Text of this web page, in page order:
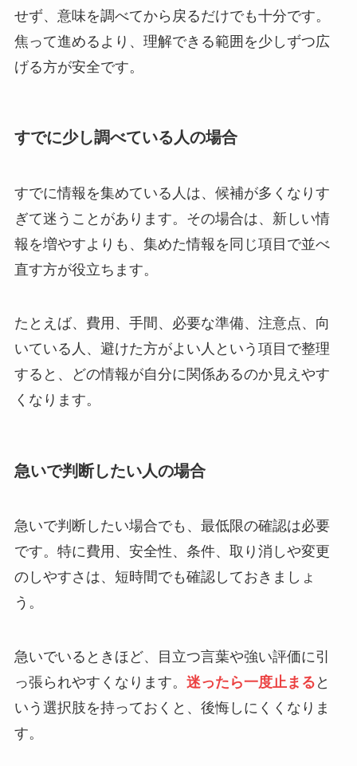
せず、意味を調べてから戻るだけでも十分です。
焦って進めるより、理解できる範囲を少しずつ広
げる方が安全です。
すでに少し調べている人の場合
すでに情報を集めている人は、候補が多くなりす
ぎて迷うことがあります。その場合は、新しい情
報を増やすよりも、集めた情報を同じ項目で並べ
直す方が役立ちます。
たとえば、費用、手間、必要な準備、注意点、向
いている人、避けた方がよい人という項目で整理
すると、どの情報が自分に関係あるのか見えやす
くなります。
急いで判断したい人の場合
急いで判断したい場合でも、最低限の確認は必要
です。特に費用、安全性、条件、取り消しや変更
のしやすさは、短時間でも確認しておきましょ
う。
急いでいるときほど、目立つ言葉や強い評価に引
っ張られやすくなります。 迷ったら一度止まる と
いう選択肢を持っておくと、後悔しにくくなりま
す。